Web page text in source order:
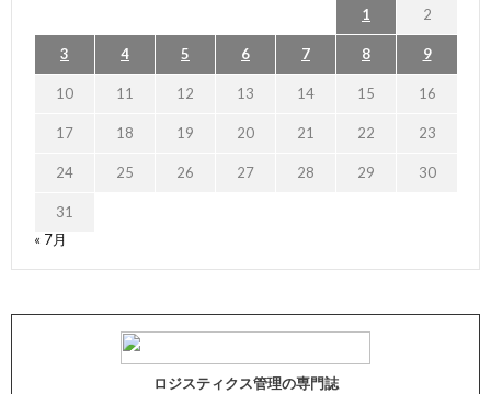
1 2
3 4 5 6 7 8 9
10 11 12 13 14 15 16
17 18 19 20 21 22 23
24 25 26 27 28 29 30
31
« 7月
ロジスティクス管理の専門誌